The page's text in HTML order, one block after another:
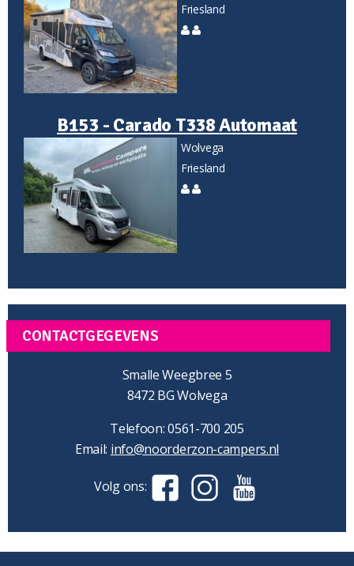
Friesland
B153 - Carado T338 Automaat
Wolvega
Friesland
CONTACTGEGEVENS
Smalle Weegbree 5
8472 BG Wolvega
Telefoon: 0561-700 205
Email: info@noorderzon-campers.nl
Volg ons: